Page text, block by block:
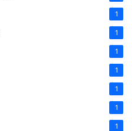
1
1
1
1
1
1
1